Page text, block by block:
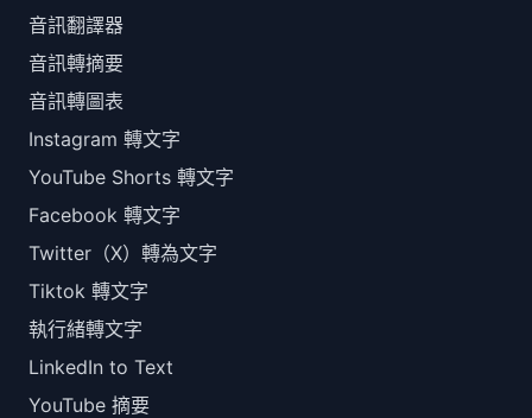
音訊翻譯器
音訊轉摘要
音訊轉圖表
Instagram 轉文字
YouTube Shorts 轉文字
Facebook 轉文字
Twitter（X）轉為文字
Tiktok 轉文字
執行緒轉文字
LinkedIn to Text
YouTube 摘要